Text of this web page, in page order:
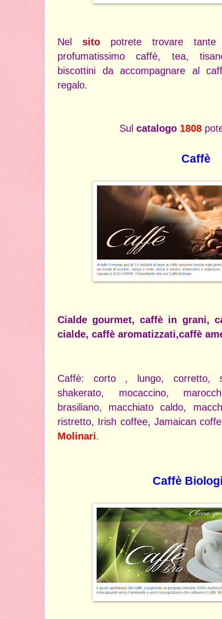
Nel sitopotrete trovare tante
profumatissimo caffè, tea,
biscottini da accompagnare al
regalo.
Sul catalogo 1808
Caffè
Cialde gourmet, caffè in grani,
cialde, caffè aromatizzati,caffè
Caffè: corto , lungo, corretto,
shakerato, mocaccino,
brasiliano, macchiato caldo,
ristretto, Irish coffee, Jamaican
Molinari.
Caffè